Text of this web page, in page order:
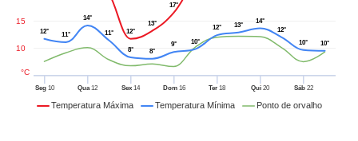
e
forma
digital
Temperatura Máxima Temperatura Mínima Ponto de orvalho
Seg10 Qua12 Sex 14 Dom16 Ter 18 Qui 20 Sáb22
10
15
°C
12°
13°
17°
12° 11°
14°
11°
8° 8°
9° 10°
12° 13°
14°
12°
10°
10°